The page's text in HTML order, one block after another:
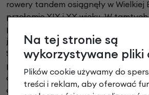
rowery tandem osiągnęły w Wielkiej
przełomie XIX i XX wieku. W
produkowano nawet wersje 4-
jednak aż tak popularne. Z
Światowej produkcja tych pojazdów
po wojnie ich popularność powoli
dopiero w latach 60. XX wieku. Dziś
osobliwością kojarzącą się głównie z
Na tej stronie są
wykorzystywane pliki
Plików cookie używamy do
treści i reklam, aby oferować